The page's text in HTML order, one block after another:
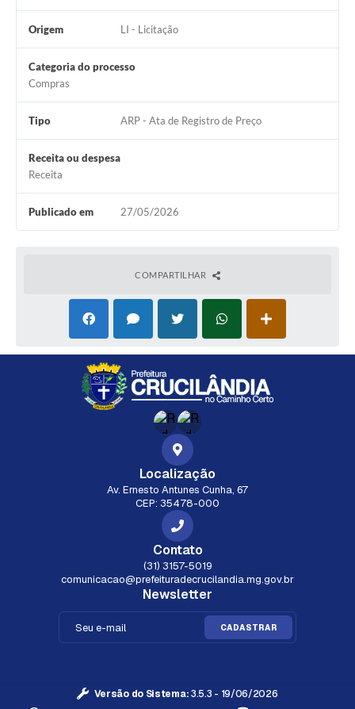
Origem LI - Licitação
Categoria do processo
Compras
Tipo ARP - Ata de Registro de Preço
Receita ou despesa
Receita
Publicado em 27/05/2026
COMPARTILHAR
Localização
Av. Ernesto Antunes Cunha, 67
CEP: 35478-000
Contato
(31) 3157-5019
comunicacao@prefeituradecrucilandia.mg.gov.br
Newsletter
CADASTRAR
Versão do Sistema:3.5.3 - 19/06/2026